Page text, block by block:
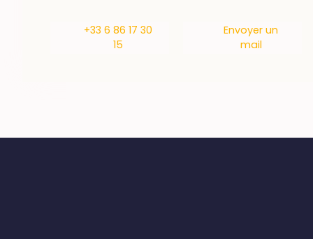
+33 6 86 17 30
15
Envoyer un
mail